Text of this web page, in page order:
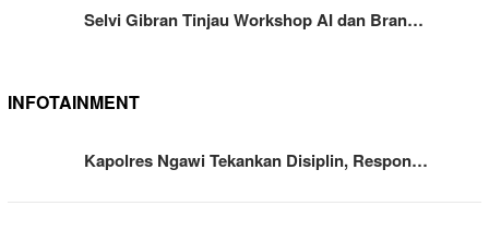
Selvi Gibran Tinjau Workshop AI dan Bran…
INFOTAINMENT
Kapolres Ngawi Tekankan Disiplin, Respon…